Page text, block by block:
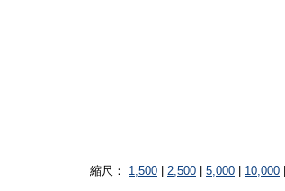
縮尺： 1,500 2,500 5,000 10,000